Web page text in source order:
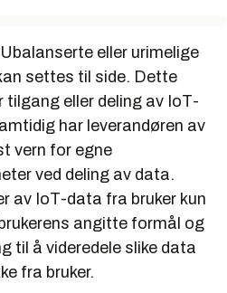
eller urimelige
settes til side. Dette
eller deling av IoT-
har leverandøren av
vern for egne
ved deling av data.
av IoT-data fra bruker kun
angitte formål og
til å videredele slike data
fra bruker.